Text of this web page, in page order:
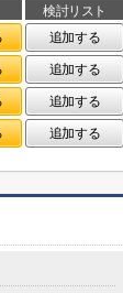
検討リスト
追加する
追加する
追加する
追加する